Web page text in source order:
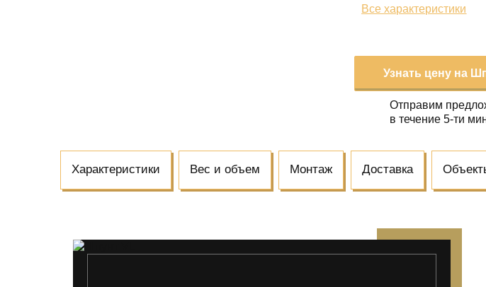
Все характеристики
Узнать цену на
Отправим
в течение 5-ти
Характеристики Вес и объем Монтаж Доставка